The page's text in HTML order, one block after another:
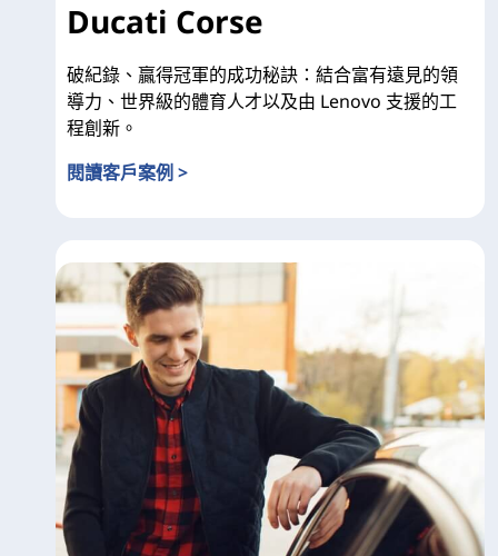
Ducati Corse
破紀錄、贏得冠軍的成功秘訣：結合富有遠見的領
導力、世界級的體育人才以及由 Lenovo 支援的工
程創新。
閱讀客戶案例 >